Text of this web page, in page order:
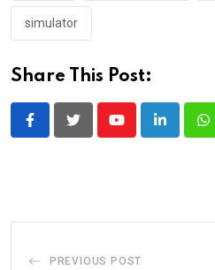
simulator
Share This Post:
YoutubeLinkedIn
PREVIOUS POST